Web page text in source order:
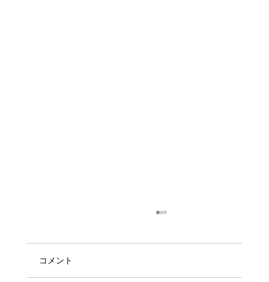
コメント